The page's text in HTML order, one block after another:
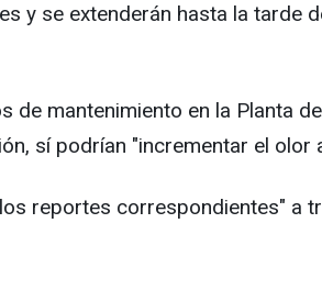
y se extenderán hasta la
mantenimiento en la Planta
sí podrían "incrementar el olor
reportes correspondientes"